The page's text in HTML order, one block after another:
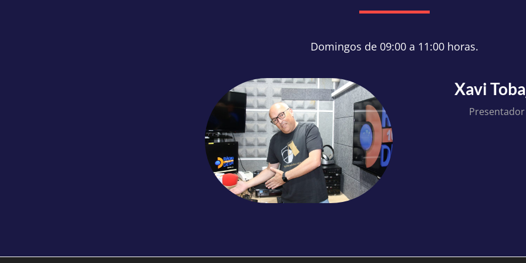
Domingos de 09:00 a 11:00 horas.
Xavi
Presentador